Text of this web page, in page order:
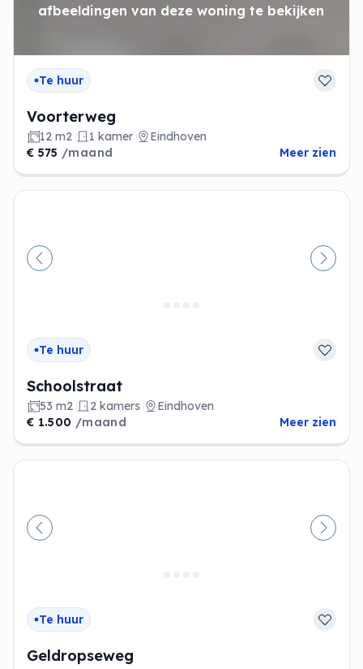
afbeeldingen van deze woning te bekijken
Te huur
Voorterweg
12 m2 1 kamer
Eindhoven
€ 575 /maand Meer zien
Vorige
Te huur
Schoolstraat
53 m2 2 kamers
Eindhoven
€ 1.500 /maand Meer zien
Vorige
Te huur
Geldropseweg